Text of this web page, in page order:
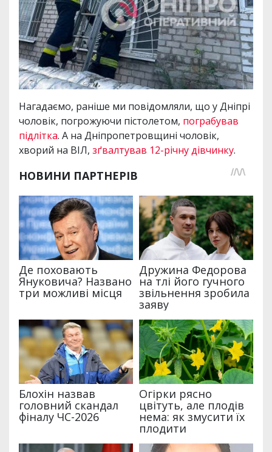
Нагадаємо, раніше ми повідомляли, що у Дніпрі
чоловік, погрожуючи пістолетом, пограбував
підлітка. А на Дніпропетровщині чоловік,
хворий на ВІЛ, зґвалтував 12-річну дівчинку.